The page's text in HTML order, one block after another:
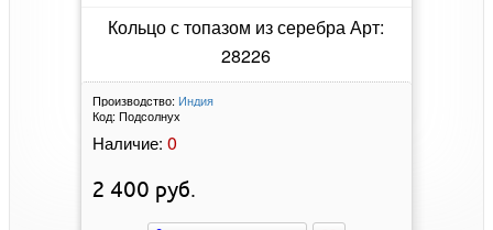
Кольцо с топазом из серебра Арт:
28226
Производство: Индия
Код: Подсолнух
Наличие: 0
2 400 руб.